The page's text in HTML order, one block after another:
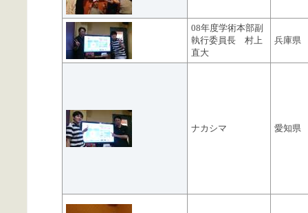
08年度学術本部副
執行委員長 村上
直大
兵庫県
ナカシマ 愛知県